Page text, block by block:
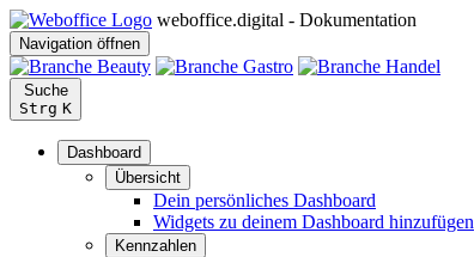
weboffice.digital - Dokumentation
Navigation öffnen
Suche
Strg K
Dashboard
Übersicht
Dein persönliches Dashboard
Widgets zu deinem Dashboard hinzufügen
Kennzahlen